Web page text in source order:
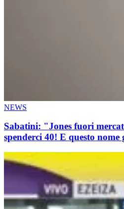
NEWS
Sabatini: "Jones fuori
spenderci 40! E questo